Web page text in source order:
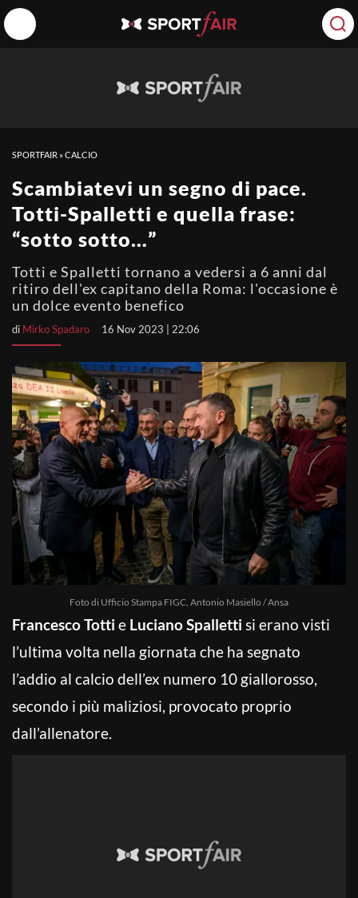
SPORTFAIR »CALCIO
Scambiatevi un segno di pace.
Totti-Spalletti e quella frase:
“sotto sotto…”
Totti e Spalletti tornano a vedersi a 6 anni dal
ritiro dell'ex capitano della Roma: l'occasione è
un dolce evento benefico
di Mirko Spadaro 16 Nov 2023 | 22:06
Foto di Ufficio Stampa FIGC, Antonio Masiello / Ansa
Francesco Totti e Luciano Spalletti si erano visti
l’ultima volta nella giornata che ha segnato
l’addio al calcio dell’ex numero 10 giallorosso,
secondo i più maliziosi, provocato proprio
dall’allenatore.